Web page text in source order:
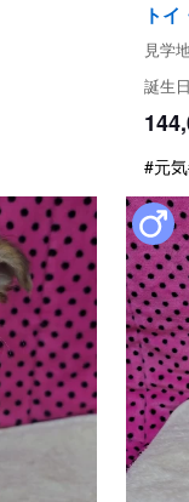
の子犬の引き渡しは禁
談のうえ、生後57日
いる日本犬種（柴犬、
経過していれば販売
年6月1日より改正さ
場所を事業所に限定
た上、お迎えいただ
ト
見学
誕生
#元気